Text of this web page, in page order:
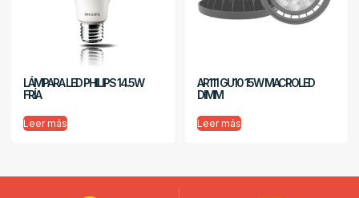
LÁMPARA LED PHILIPS 14.5W
FRÍA
Leer más
AR111 GU10 15W MACROLED
DIMM
Leer más